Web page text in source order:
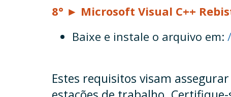
8° ► Microsoft Visual C++
Baixe e instale o arquivo em:
Estes requisitos visam